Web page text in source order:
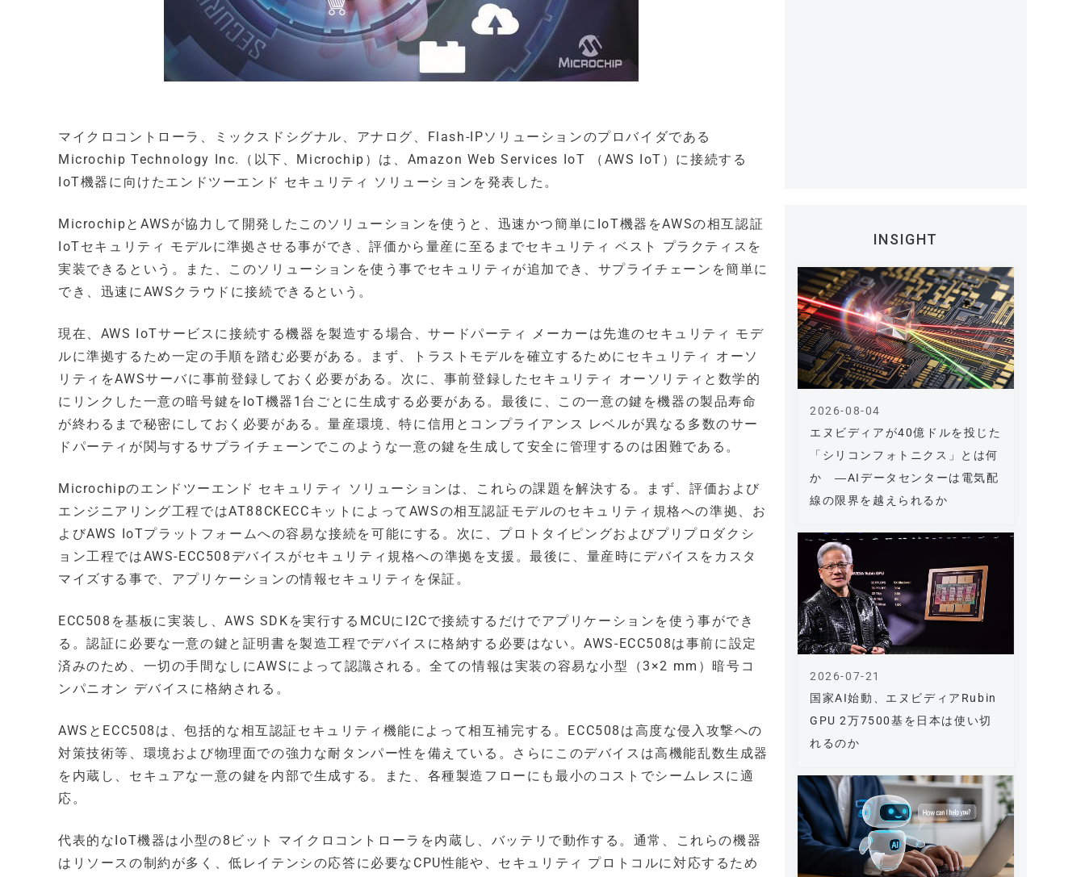
マイクロコントローラ、ミックスドシグナル、アナログ、Flash-IPソリューションのプロバイダである
Microchip Technology Inc.（以下、Microchip）は、Amazon Web Services IoT （AWS IoT）に接続する
IoT機器に向けたエンドツーエンド セキュリティ ソリューションを発表した。
MicrochipとAWSが協力して開発したこのソリューションを使うと、迅速かつ簡単にIoT機器をAWSの相互認証
IoTセキュリティ モデルに準拠させる事ができ、評価から量産に至るまでセキュリティ ベスト プラクティスを
実装できるという。また、このソリューションを使う事でセキュリティが追加でき、サプライチェーンを簡単に
でき、迅速にAWSクラウドに接続できるという。
現在、AWS IoTサービスに接続する機器を製造する場合、サードパーティ メーカーは先進のセキュリティ モデ
ルに準拠するため一定の手順を踏む必要がある。まず、トラストモデルを確立するためにセキュリティ オーソ
リティをAWSサーバに事前登録しておく必要がある。次に、事前登録したセキュリティ オーソリティと数学的
にリンクした一意の暗号鍵をIoT機器1台ごとに生成する必要がある。最後に、この一意の鍵を機器の製品寿命
が終わるまで秘密にしておく必要がある。量産環境、特に信用とコンプライアンス レベルが異なる多数のサー
ドパーティが関与するサプライチェーンでこのような一意の鍵を生成して安全に管理するのは困難である。
Microchipのエンドツーエンド セキュリティ ソリューションは、これらの課題を解決する。まず、評価および
エンジニアリング工程ではAT88CKECCキットによってAWSの相互認証モデルのセキュリティ規格への準拠、お
よびAWS IoTプラットフォームへの容易な接続を可能にする。次に、プロトタイピングおよびプリプロダクシ
ョン工程ではAWS-ECC508デバイスがセキュリティ規格への準拠を支援。最後に、量産時にデバイスをカスタ
マイズする事で、アプリケーションの情報セキュリティを保証。
ECC508を基板に実装し、AWS SDKを実行するMCUにI2Cで接続するだけでアプリケーションを使う事ができ
る。認証に必要な一意の鍵と証明書を製造工程でデバイスに格納する必要はない。AWS-ECC508は事前に設定
済みのため、一切の手間なしにAWSによって認識される。全ての情報は実装の容易な小型（3×2 mm）暗号コ
ンパニオン デバイスに格納される。
AWSとECC508は、包括的な相互認証セキュリティ機能によって相互補完する。ECC508は高度な侵入攻撃への
対策技術等、環境および物理面での強力な耐タンパー性を備えている。さらにこのデバイスは高機能乱数生成器
を内蔵し、セキュアな一意の鍵を内部で生成する。また、各種製造フローにも最小のコストでシームレスに適
応。
代表的なIoT機器は小型の8ビット マイクロコントローラを内蔵し、バッテリで動作する。通常、これらの機器
はリソースの制約が多く、低レイテンシの応答に必要なCPU性能や、セキュリティ プロトコルに対応するため
INSIGHT
エヌビディアが40億ドルを投じた
「シリコンフォトニクス」とは何
か ―AIデータセンターは電気配
線の限界を越えられるか
2026-08-04
国家AI始動、エヌビディアRubin
GPU 2万7500基を日本は使い切
れるのか
2026-07-21